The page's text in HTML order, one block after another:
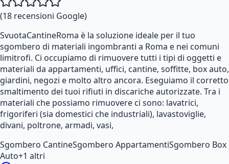
(18 recensioni Google)
SvuotaCantineRoma è la soluzione ideale per il tuo
sgombero di materiali ingombranti a Roma e nei comuni
limitrofi. Ci occupiamo di rimuovere tutti i tipi di oggetti e
materiali da appartamenti, uffici, cantine, soffitte, box auto,
giardini, negozi e molto altro ancora. Eseguiamo il corretto
smaltimento dei tuoi rifiuti in discariche autorizzate. Tra i
materiali che possiamo rimuovere ci sono: lavatrici,
frigoriferi (sia domestici che industriali), lavastoviglie,
divani, poltrone, armadi, vasi,
Sgombero CantineSgombero AppartamentiSgombero Box
Auto+1 altri